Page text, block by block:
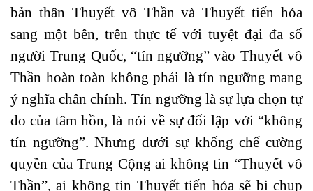
bản thân Thuyết vô Thần và Thuyết tiến hóa
sang một bên, trên thực tế với tuyệt đại đa số
người Trung Quốc, “tín ngưỡng” vào Thuyết vô
Thần hoàn toàn không phải là tín ngưỡng mang
ý nghĩa chân chính. Tín ngưỡng là sự lựa chọn tự
do của tâm hồn, là nói về sự đối lập với “không
tín ngưỡng”. Nhưng dưới sự khống chế cường
quyền của Trung Cộng ai không tin “Thuyết vô
Thần”, ai không tin Thuyết tiến hóa sẽ bị chụp